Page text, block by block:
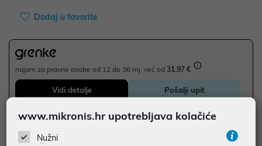
Dodaj u favorite
najam za pravne osobe od 12 do 36 mj. već od 31,97 €
Vidi detalje Pošalji upit
www.mikronis.hr upotrebljava kolačiće
Nužni